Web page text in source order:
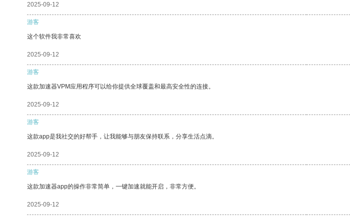
2025-09-12
游客
这个软件我非常喜欢
2025-09-12
游客
这款加速器VPM应用程序可以给你提供全球覆盖和最高安全性的连接。
2025-09-12
游客
这款app是我社交的好帮手，让我能够与朋友保持联系，分享生活点滴。
2025-09-12
游客
这款加速器app的操作非常简单，一键加速就能开启，非常方便。
2025-09-12